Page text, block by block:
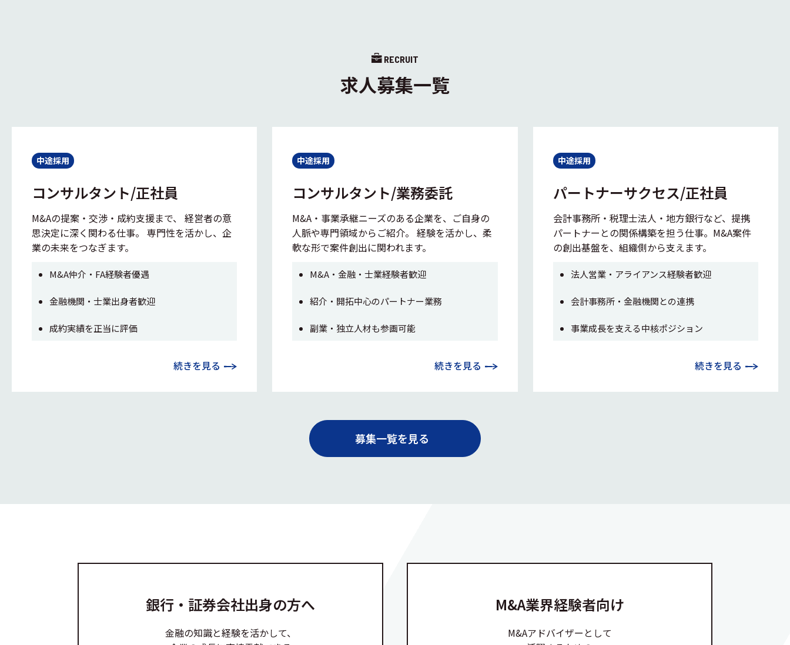
RECRUIT
求人募集一覧
中途採用
コンサルタント/正社員
M&Aの提案・交渉・成約支援まで、 経営者の意
思決定に深く関わる仕事。 専門性を活かし、企
業の未来をつなぎます。
M&A仲介・FA経験者優遇
金融機関・士業出身者歓迎
成約実績を正当に評価
続きを見る
中途採用
コンサルタント/業務委託
M&A・事業承継ニーズのある企業を、ご自身の
人脈や専門領域からご紹介。 経験を活かし、柔
軟な形で案件創出に関われます。
M&A・金融・士業経験者歓迎
紹介・開拓中心のパートナー業務
副業・独立人材も参画可能
続きを見る
中途採用
パートナーサクセス/正社員
会計事務所・税理士法人・地方銀行など、提携
パートナーとの関係構築を担う仕事。M&A案件
の創出基盤を、組織側から支えます。
法人営業・アライアンス経験者歓迎
会計事務所・金融機関との連携
事業成長を支える中核ポジション
続きを見る
募集一覧を見る
銀行・証券会社出身の方へ
金融の知識と経験を活かして、
M&A業界経験者向け
M&Aアドバイザーとして